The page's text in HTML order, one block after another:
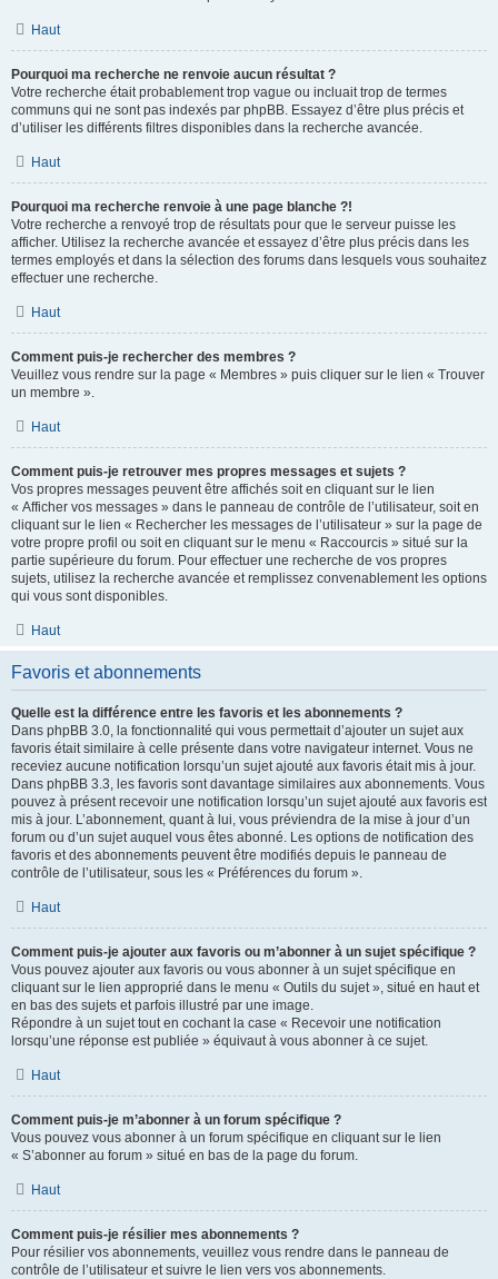
Haut
Pourquoi ma recherche ne renvoie aucun résultat ?
Votre recherche était probablement trop vague ou incluait trop de termes
communs qui ne sont pas indexés par phpBB. Essayez d’être plus précis et
d’utiliser les différents filtres disponibles dans la recherche avancée.
Haut
Pourquoi ma recherche renvoie à une page blanche ?!
Votre recherche a renvoyé trop de résultats pour que le serveur puisse les
afficher. Utilisez la recherche avancée et essayez d’être plus précis dans les
termes employés et dans la sélection des forums dans lesquels vous souhaitez
effectuer une recherche.
Haut
Comment puis-je rechercher des membres ?
Veuillez vous rendre sur la page « Membres » puis cliquer sur le lien « Trouver
un membre ».
Haut
Comment puis-je retrouver mes propres messages et sujets ?
Vos propres messages peuvent être affichés soit en cliquant sur le lien
« Afficher vos messages » dans le panneau de contrôle de l’utilisateur, soit en
cliquant sur le lien « Rechercher les messages de l’utilisateur » sur la page de
votre propre profil ou soit en cliquant sur le menu « Raccourcis » situé sur la
partie supérieure du forum. Pour effectuer une recherche de vos propres
sujets, utilisez la recherche avancée et remplissez convenablement les options
qui vous sont disponibles.
Haut
Favoris et abonnements
Quelle est la différence entre les favoris et les abonnements ?
Dans phpBB 3.0, la fonctionnalité qui vous permettait d’ajouter un sujet aux
favoris était similaire à celle présente dans votre navigateur internet. Vous ne
receviez aucune notification lorsqu’un sujet ajouté aux favoris était mis à jour.
Dans phpBB 3.3, les favoris sont davantage similaires aux abonnements. Vous
pouvez à présent recevoir une notification lorsqu’un sujet ajouté aux favoris est
mis à jour. L’abonnement, quant à lui, vous préviendra de la mise à jour d’un
forum ou d’un sujet auquel vous êtes abonné. Les options de notification des
favoris et des abonnements peuvent être modifiés depuis le panneau de
contrôle de l’utilisateur, sous les « Préférences du forum ».
Haut
Comment puis-je ajouter aux favoris ou m’abonner à un sujet spécifique ?
Vous pouvez ajouter aux favoris ou vous abonner à un sujet spécifique en
cliquant sur le lien approprié dans le menu « Outils du sujet », situé en haut et
en bas des sujets et parfois illustré par une image.
Répondre à un sujet tout en cochant la case « Recevoir une notification
lorsqu’une réponse est publiée » équivaut à vous abonner à ce sujet.
Haut
Comment puis-je m’abonner à un forum spécifique ?
Vous pouvez vous abonner à un forum spécifique en cliquant sur le lien
« S’abonner au forum » situé en bas de la page du forum.
Haut
Comment puis-je résilier mes abonnements ?
Pour résilier vos abonnements, veuillez vous rendre dans le panneau de
contrôle de l’utilisateur et suivre le lien vers vos abonnements.